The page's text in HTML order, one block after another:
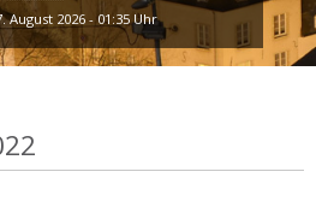
August 2026 - 01:35 Uhr